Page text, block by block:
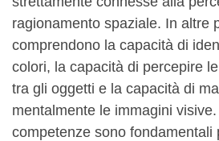
ragionamento spaziale. In altre
comprendono la capacità di
colori, la capacità di percepire
tra gli oggetti e la capacità di
mentalmente le immagini
competenze sono fondamentali